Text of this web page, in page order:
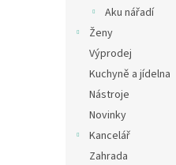
Aku nářadí
Ženy
Výprodej
Kuchyně a jídelna
Nástroje
Novinky
Kancelář
Zahrada